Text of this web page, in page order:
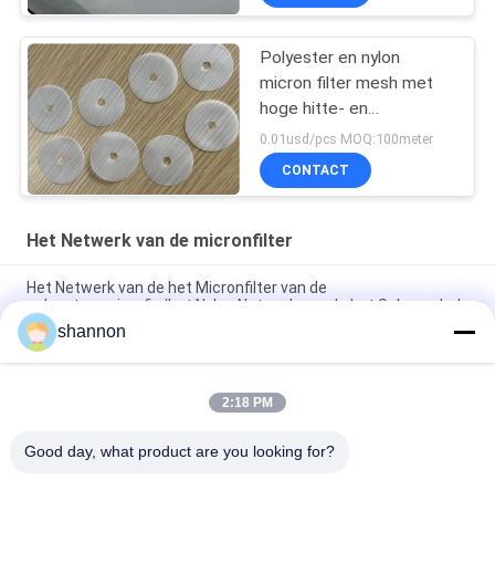
Polyester en nylon
micron filter mesh met
hoge hitte- en
zuurbestandheid voor
duurzaamheid
0.01usd/pcs MOQ:100meter
CONTACT
Het Netwerk van de micronfilter
Het Netwerk van de het Micronfilter van de
polyesterserigrafie/het Nylon Netwerk van de het Schermdruk
De industriële Ontzwaveling Mesh Belt Filter Fabric van het
HUISDIERENkalksteen
Monofilament het Micronfilter Mesh Press Filter Cloth van de
shannon
2:18 PM
Good day, what product are you looking for?